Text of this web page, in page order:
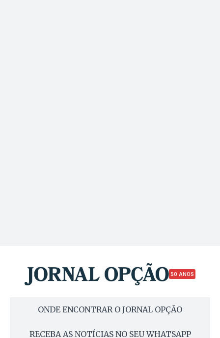
50 ANOS
ONDE ENCONTRAR O JORNAL OPÇÃO
RECEBA AS NOTÍCIAS NO SEU WHATSAPP